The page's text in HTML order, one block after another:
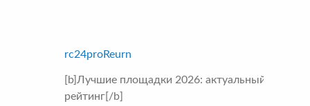
rc24proReurn
[b]Лучшие площадки 2026: актуальный
рейтинг[/b]